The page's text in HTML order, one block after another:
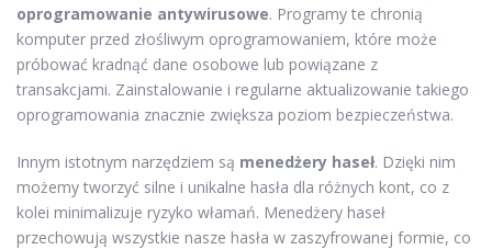
oprogramowanie antywirusowe. Programy te chronią
komputer przed złośliwym oprogramowaniem, które może
próbować kradnąć dane osobowe lub powiązane z
transakcjami. Zainstalowanie i regularne aktualizowanie takiego
oprogramowania znacznie zwiększa poziom bezpieczeństwa.
Innym istotnym narzędziem są menedżery haseł. Dzięki nim
możemy tworzyć silne i unikalne hasła dla różnych kont, co z
kolei minimalizuje ryzyko włamań. Menedżery haseł
przechowują wszystkie nasze hasła w zaszyfrowanej formie, co